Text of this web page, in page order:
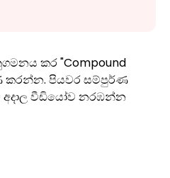
කර "Compound
කරන්න. පියවර සම්පුර්ණ
අදාල වීඩියෝව නරඹන්න